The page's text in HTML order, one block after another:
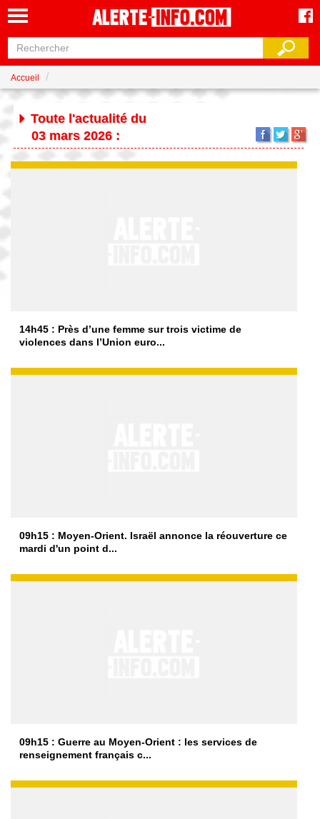
Accueil
Toute l'actualité du
03 mars 2026 :
14h45 : Près d’une femme sur trois victime de
violences dans l’Union euro...
09h15 : Moyen-Orient. Israël annonce la réouverture ce
mardi d'un point d...
09h15 : Guerre au Moyen-Orient : les services de
renseignement français c...